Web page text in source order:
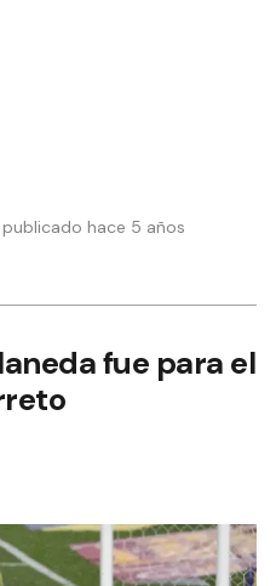
hace 5 años
fue para el